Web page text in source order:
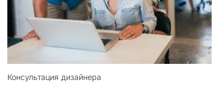
Консультация дизайнера